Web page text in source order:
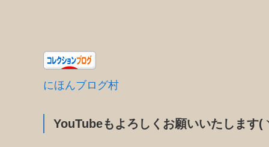
にほんブログ村
YouTubeもよろしくお願いいたします(